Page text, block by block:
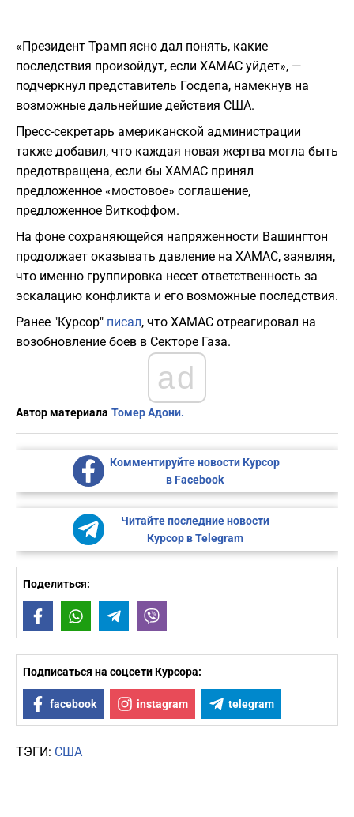
«Президент Трамп ясно дал понять, какие
последствия произойдут, если ХАМАС уйдет», —
подчеркнул представитель Госдепа, намекнув на
возможные дальнейшие действия США.
Пресс-секретарь американской администрации
также добавил, что каждая новая жертва могла быть
предотвращена, если бы ХАМАС принял
предложенное «мостовое» соглашение,
предложенное Виткоффом.
На фоне сохраняющейся напряженности Вашингтон
продолжает оказывать давление на ХАМАС, заявляя,
что именно группировка несет ответственность за
эскалацию конфликта и его возможные последствия.
Ранее "Курсор" писал, что ХАМАС отреагировал на
возобновление боев в Секторе Газа.
ad
Автор материала Томер Адони.
Комментируйте новости Курсор
в Facebook
Читайте последние новости
Курсор в Telegram
Поделиться:
FacebookWhatsAppTelegram
Подписаться на соцсети Курсора:
facebook instagram telegram
ТЭГИ: США